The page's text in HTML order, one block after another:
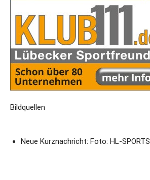
Bildquellen
Neue Kurznachricht: Foto: HL-SPORTS